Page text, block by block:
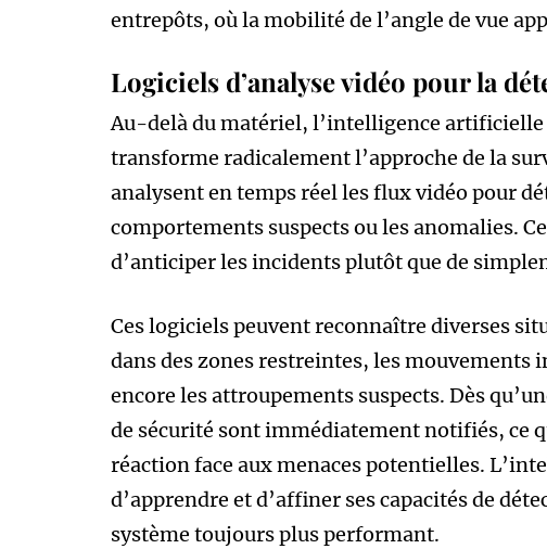
entrepôts, où la mobilité de l’angle de vue
Logiciels d’analyse vidéo pour la
Au-delà du matériel, l’intelligence
transforme radicalement l’approche de la
analysent en temps réel les flux vidéo pour
comportements suspects ou les anomalies.
d’anticiper les incidents plutôt que de
Ces logiciels peuvent reconnaître diverses
dans des zones restreintes, les mouvements
encore les attroupements suspects. Dès
de sécurité sont immédiatement notifiés, ce
réaction face aux menaces potentielles.
d’apprendre et d’affiner ses capacités de
système toujours plus performant.